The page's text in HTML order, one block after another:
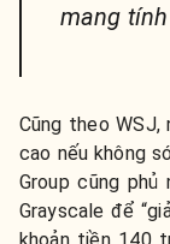
mang
Cũng theo
cao nếu không
Group cũng
Grayscale để
khoản tiền 140